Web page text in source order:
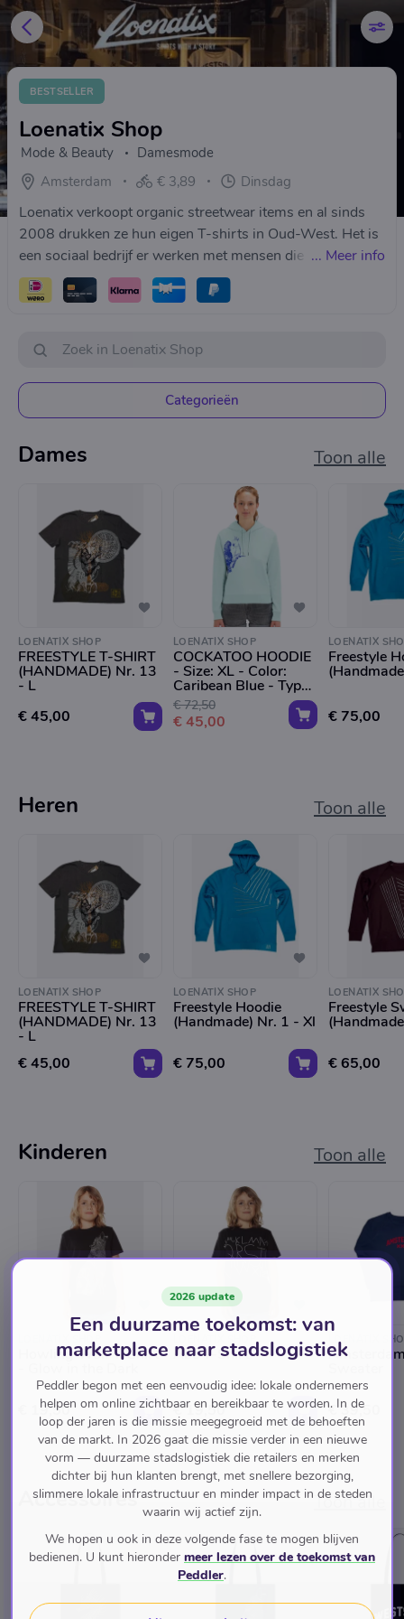
BESTSELLER
Loenatix Shop
Mode & Beauty
Damesmode
Amsterdam
€ 3,89 Dinsdag
Loenatix verkoopt organic streetwear items en al sinds
2008 drukken ze hun eigen T-shirts in Oud-West. Het is
een sociaal bedrijf er werken met mensen die een afstand
hebben tot de arbeidsmarkt
... Meer info
Categorieën
Dames Toon alle
LOENATIX SHOP
FREESTYLE T-SHIRT
(HANDMADE) Nr. 13
- L
€ 45,00
LOENATIX SHOP
COCKATOO HOODIE
- Size: XL - Color:
Caribean Blue - Type:
F/SS/Trigger
€ 72,50
€ 45,00
LOENATIX
Freestyle
€ 75,00
Heren Toon alle
LOENATIX SHOP
FREESTYLE T-SHIRT
(HANDMADE) Nr. 13
- L
€ 45,00
LOENATIX SHOP
Freestyle Hoodie
(Handmade) Nr. 1 - Xl
€ 75,00
LOENATIX
Freestyle
€ 65,00
Kinderen Toon alle
LOENATIX SHOP
Howling Wolf T-Shirt
€ 19,50
LOENATIX SHOP
Abc T-Shirt
€ 19,50
LOENATIX
€ 39,50
Accessoires Toon alle
2026 update
Een duurzame toekomst: van
marketplace naar stadslogistiek
Peddler begon met een eenvoudig idee: lokale ondernemers
helpen om online zichtbaar en bereikbaar te worden. In de
loop der jaren is die missie meegegroeid met de behoeften
van de markt. In 2026 gaat die missie verder in een nieuwe
vorm — duurzame stadslogistiek die retailers en merken
dichter bij hun klanten brengt, met snellere bezorging,
slimmere lokale infrastructuur en minder impact in de steden
waarin wij actief zijn.
We hopen u ook in deze volgende fase te mogen blijven
bedienen. U kunt hieronder meer lezen over de toekomst van
Peddler.